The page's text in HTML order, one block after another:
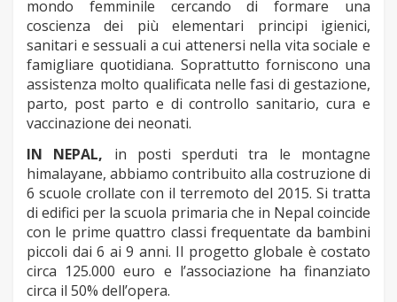
mondo femminile cercando di formare una
coscienza dei più elementari principi igienici,
sanitari e sessuali a cui attenersi nella vita sociale e
famigliare quotidiana. Soprattutto forniscono una
assistenza molto qualificata nelle fasi di gestazione,
parto, post parto e di controllo sanitario, cura e
vaccinazione dei neonati.
IN NEPAL, in posti sperduti tra le montagne
himalayane, abbiamo contribuito alla costruzione di
6 scuole crollate con il terremoto del 2015. Si tratta
di edifici per la scuola primaria che in Nepal coincide
con le prime quattro classi frequentate da bambini
piccoli dai 6 ai 9 anni. Il progetto globale è costato
circa 125.000 euro e l’associazione ha finanziato
circa il 50% dell’opera.